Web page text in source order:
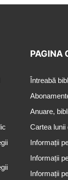
PAGINA
Întreabă
Anuare,
Cartea lunii
Informații
Informații
Informații